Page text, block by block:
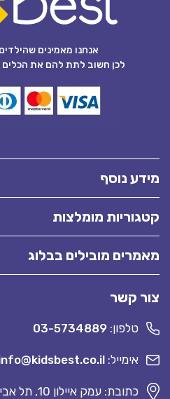
אנחנו מאמינים
לכן חשוב לתת להם את הכלים
מידע נוסף
קטגוריות מומלצות
מאמרים מובילים בבלוג
צור קשר
טלפון: 03-5734889
אימייל:
כתובת: עמק איילון 10, תל אביב.